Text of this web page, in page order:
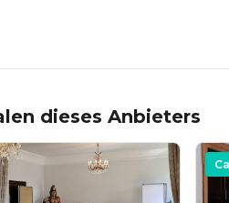
stehen Ihnen ein
Abende im Innenhof,
dieses Anbieters